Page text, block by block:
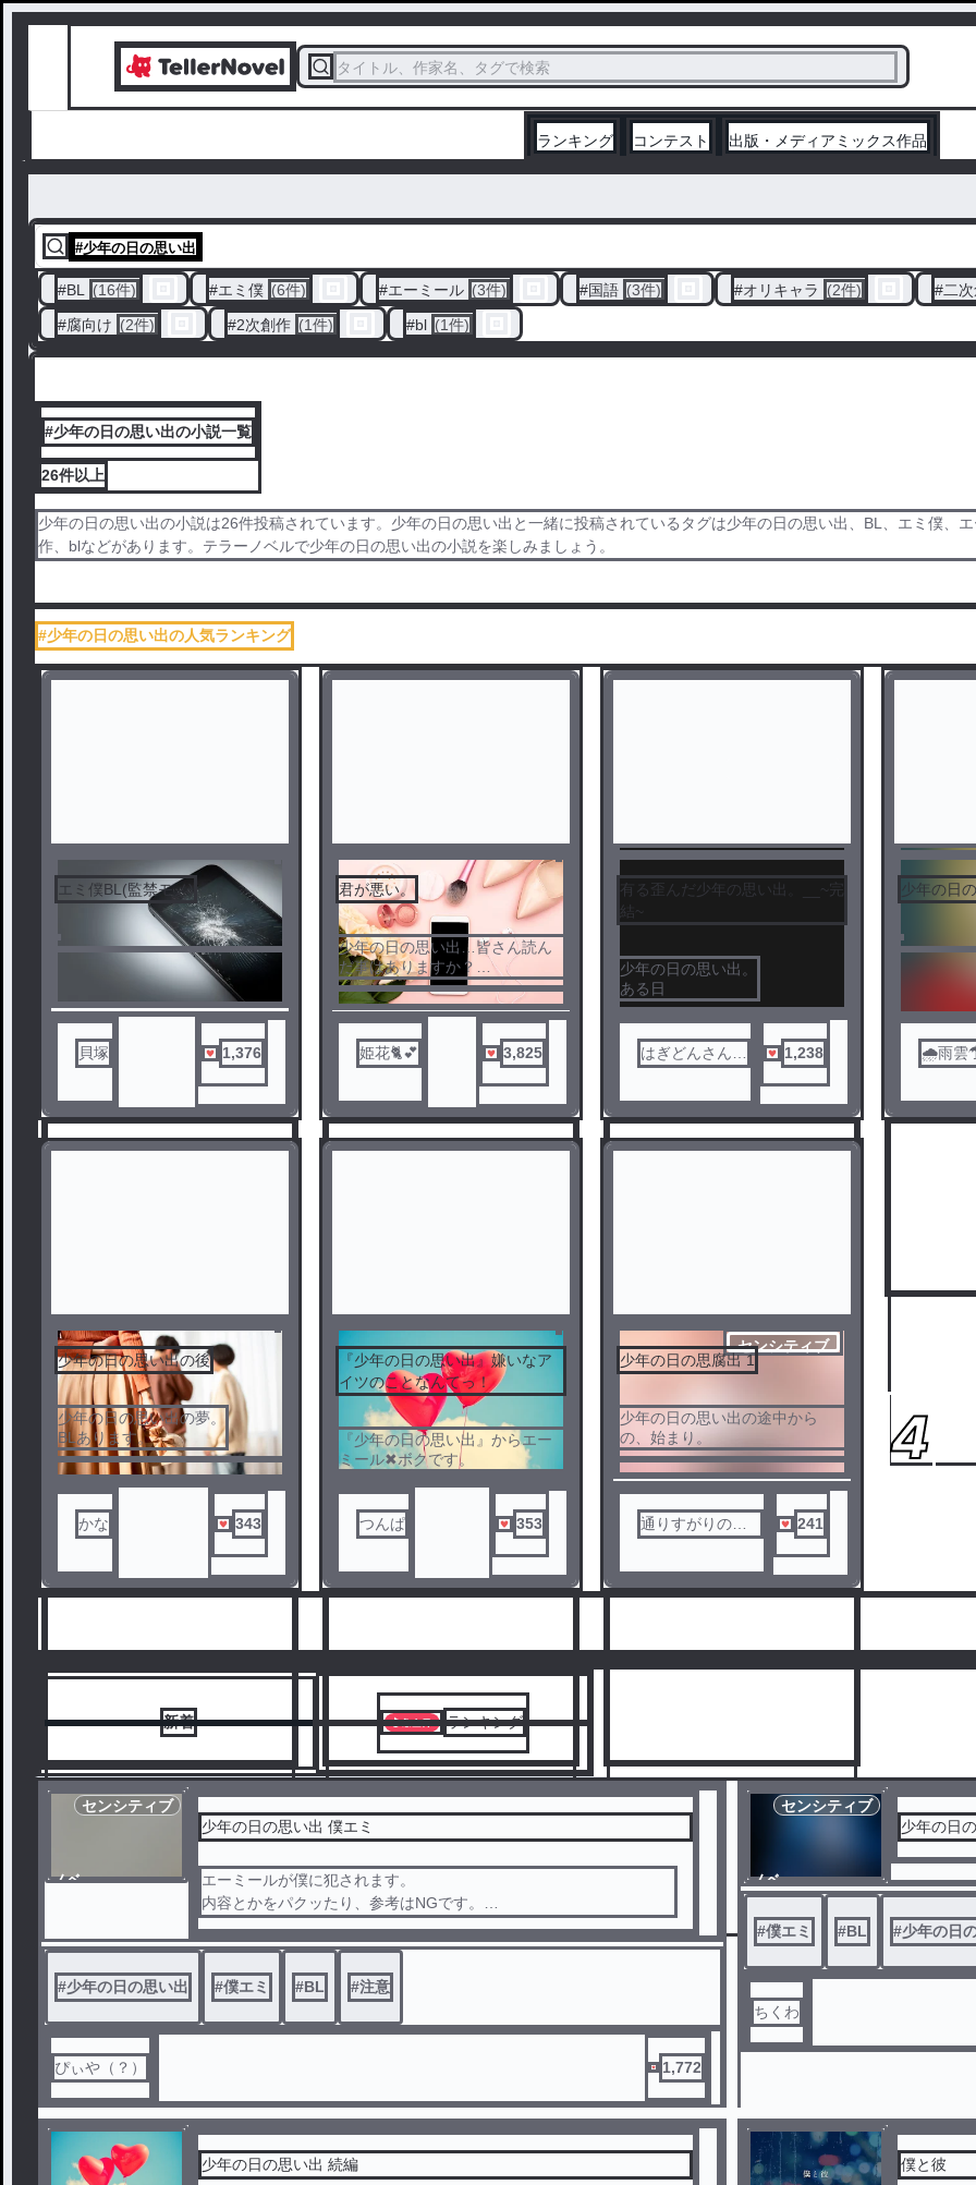
タイトル、作家名、タグで検索
ランキング コンテスト 出版・メディアミックス作品
#少年の日の思い出
#BL (16件) #エミ僕 (6件) #エーミール (3件) #国語 (3件) #オリキャラ (2件) #二
#腐向け (2件) #2次創作 (1件) #bl (1件)
#少年の日の思い出の小説一覧
26件以上
少年の日の思い出の小説は26件投稿されています。少年の日の思い出と一緒に投稿されているタグは少年の日の思い出、BL、エミ僕、
作、blなどがあります。テラーノベルで少年の日の思い出の小説を楽しみましょう。
#少年の日の思い出の人気ランキング
エミ僕BL(監禁モノ)
貝塚 1,376
1
君が悪い。
少年の日の思い出…皆さん読ん
だ事はありますか？
それってBLに見えて仕方がない
ですっ！
姫花🐈💕 3,825
2
有る歪んだ少年の思い出。__~完
結~
少年の日の思い出。
ある日
はぎどんさん。
1,238
3
少年の日
🌧雨雲
4
少年の日の思い出の後
少年の日の思い出の夢。
BLあります。
かな 343
『少年の日の思い出』嫌いなア
イツのことなんてっ！
『少年の日の思い出』からエー
ミール✖︎ボクです。
つんぱ 353
7
センシティブ
少年の日の思腐出 1
少年の日の思い出の途中から
の、始まり。
通りすがりのオ
241
8
新着 ランキング
ノベ
センシティブ
少年の日の思い出 僕エミ
エーミールが僕に犯されます。
内容とかをパクッたり、参考はNGです。
エ？なんか背景消えたんだけど。めっちゃ綺麗に撮れてたのに……🥲
#少年の日の思い出 #僕エミ #BL #注意
ぴぃや（？） 1,772
ノベ
ル
センシティブ
少年の日
#僕エミ #BL #少年の日
ちくわ
少年の日の思い出 続編 僕と彼